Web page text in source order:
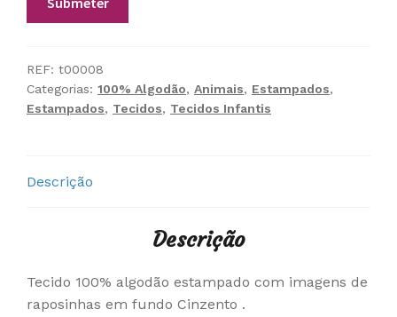
REF: t00008
Categorias: 100% Algodão, Animais, Estampados,
Estampados, Tecidos, Tecidos Infantis
Descrição
Descrição
Tecido 100% algodão estampado com imagens de
raposinhas em fundo Cinzento .